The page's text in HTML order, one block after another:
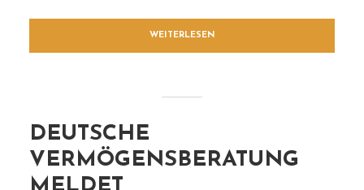
WEITERLESEN
DEUTSCHE
VERMÖGENSBERATUNG